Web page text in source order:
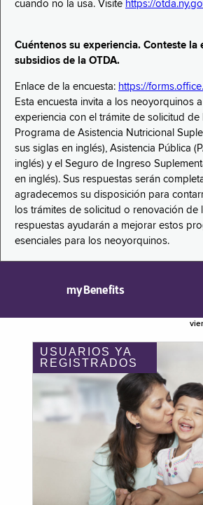
cuando no la usa. Visite https://
Cuéntenos su experiencia. Conteste la
subsidios de la OTDA.
Enlace de la encuesta: https://
Esta encuesta invita a los neoyorquinos
experiencia con el trámite de solicitud de
Programa de Asistencia Nutricional
sus siglas en inglés), Asistencia Pública
inglés) y el Seguro de Ingreso
en inglés). Sus respuestas serán
agradecemos su disposición para
los trámites de solicitud o renovación de
respuestas ayudarán a mejorar estos
esenciales para los neoyorquinos.
myBenefits
USUARIOS YA
REGISTRADOS